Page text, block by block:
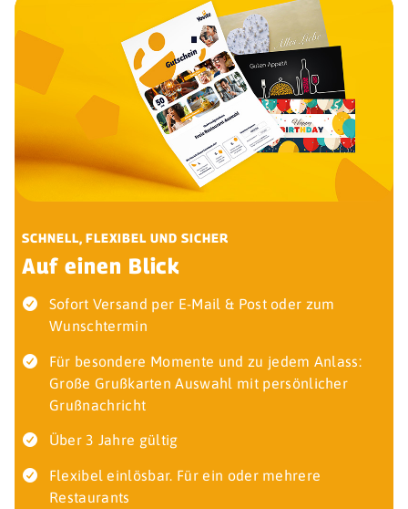
SCHNELL, FLEXIBEL UND SICHER
Auf einen Blick
Sofort Versand per E-Mail & Post oder zum
Wunschtermin
Für besondere Momente und zu jedem Anlass:
Große Grußkarten Auswahl mit persönlicher
Grußnachricht
Über 3 Jahre gültig
Flexibel einlösbar. Für ein oder mehrere
Restaurants